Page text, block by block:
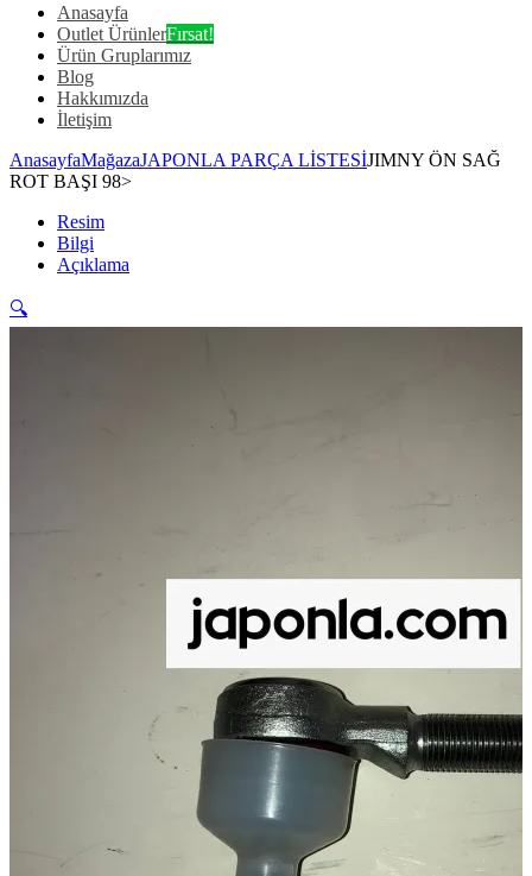
Anasayfa
Outlet ÜrünlerFırsat!
Ürün Gruplarımız
Blog
Hakkımızda
İletişim
AnasayfaMağazaJAPONLA PARÇA LİSTESİJIMNY ÖN SAĞ
ROT BAŞI 98>
Resim
Bilgi
Açıklama
🔍